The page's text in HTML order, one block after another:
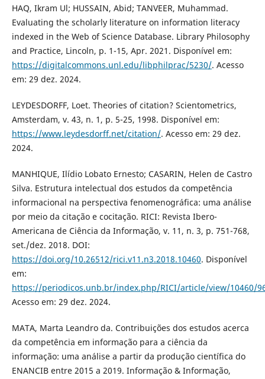
HAQ, Ikram Ul; HUSSAIN, Abid; TANVEER, Muhammad.
Evaluating the scholarly literature on information literacy
indexed in the Web of Science Database. Library Philosophy
and Practice, Lincoln, p. 1-15, Apr. 2021. Disponível em:
https://digitalcommons.unl.edu/libphilprac/5230/. Acesso
em: 29 dez. 2024.
LEYDESDORFF, Loet. Theories of citation? Scientometrics,
Amsterdam, v. 43, n. 1, p. 5-25, 1998. Disponível em:
https://www.leydesdorff.net/citation/. Acesso em: 29 dez.
2024.
MANHIQUE, Ilídio Lobato Ernesto; CASARIN, Helen de Castro
Silva. Estrutura intelectual dos estudos da competência
informacional na perspectiva fenomenográfica: uma análise
por meio da citação e cocitação. RICI: Revista Ibero-
Americana de Ciência da Informação, v. 11, n. 3, p. 751-768,
set./dez. 2018. DOI:
https://doi.org/10.26512/rici.v11.n3.2018.10460. Disponível
em:
https://periodicos.unb.br/index.php/RICI/article/view/10460/
Acesso em: 29 dez. 2024.
MATA, Marta Leandro da. Contribuições dos estudos acerca
da competência em informação para a ciência da
informação: uma análise a partir da produção científica do
ENANCIB entre 2015 a 2019. Informação & Informação,